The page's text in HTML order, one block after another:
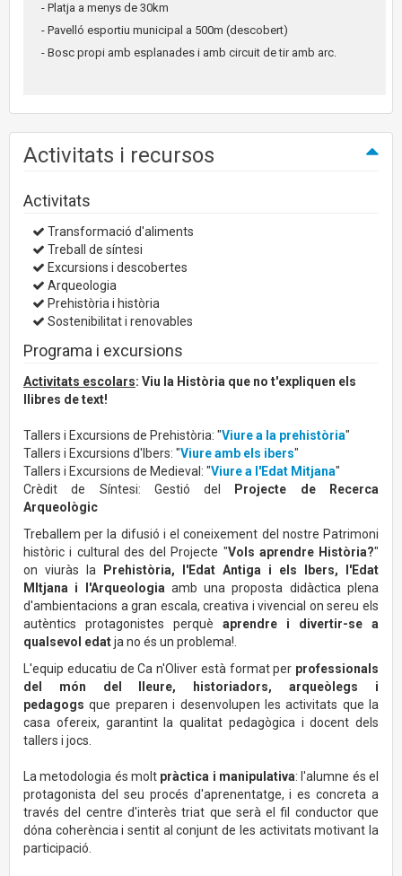
- Platja a menys de 30km
- Pavelló esportiu municipal a 500m (descobert)
- Bosc propi amb esplanades i amb circuit de tir amb arc.
Activitats i recursos
Activitats
Transformació d'aliments
Treball de síntesi
Excursions i descobertes
Arqueologia
Prehistòria i història
Sostenibilitat i renovables
Programa i excursions
Activitats escolars: Viu la Història que no t'expliquen els
llibres de text!
Tallers i Excursions de Prehistòria: "Viure a la prehistòria"
Tallers i Excursions d'Ibers: "Viure amb els ibers"
Tallers i Excursions de Medieval: "Viure a l'Edat Mitjana"
Crèdit de Síntesi: Gestió del
Projecte de Recerca
Arqueològic
Treballem per la difusió i el coneixement del nostre Patrimoni
històric i cultural des del Projecte "Vols aprendre Història?"
on viuràs la
Prehistòria, l'Edat Antiga i els Ibers, l'Edat
MItjana i l'Arqueologiaamb una proposta didàctica plena
d'ambientacions a gran escala, creativa i vivencial on sereu els
autèntics protagonistes perquè aprendre i divertir-se a
qualsevol edatja no és un problema!.
L'equip educatiu de Ca n'Oliver està format per professionals
del món del lleure, historiadors, arqueòlegs i
pedagogs que preparen i desenvolupen les activitats que la
casa ofereix, garantint la qualitat pedagògica i docent dels
tallers i jocs.
La metodologia és molt pràctica i manipulativa: l'alumne és el
protagonista del seu procés d'aprenentatge, i es concreta a
través del centre d'interès triat que serà el fil conductor que
dóna coherència i sentit al conjunt de les activitats motivant la
participació.